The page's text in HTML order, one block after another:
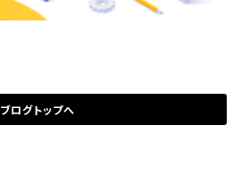
ブログトップへ